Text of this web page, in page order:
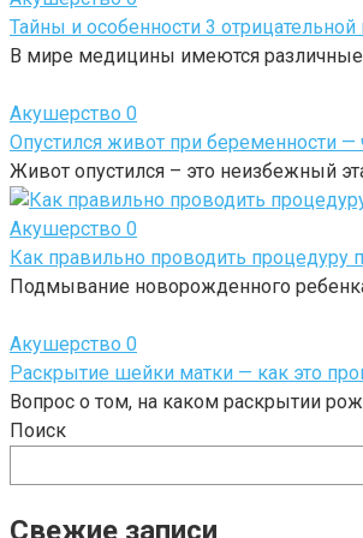
Тайны и особенности 3 отрицательной
В мире медицины имеются
Акушерство 0
Опустился живот при беременности
Живот опустился – это неизбежный
Акушерство 0
Как правильно проводить
Подмывание новорожденного
Акушерство 0
Раскрытие шейки матки — как это
Вопрос о том, на каком раскрытии
Поиск
Свежие записи